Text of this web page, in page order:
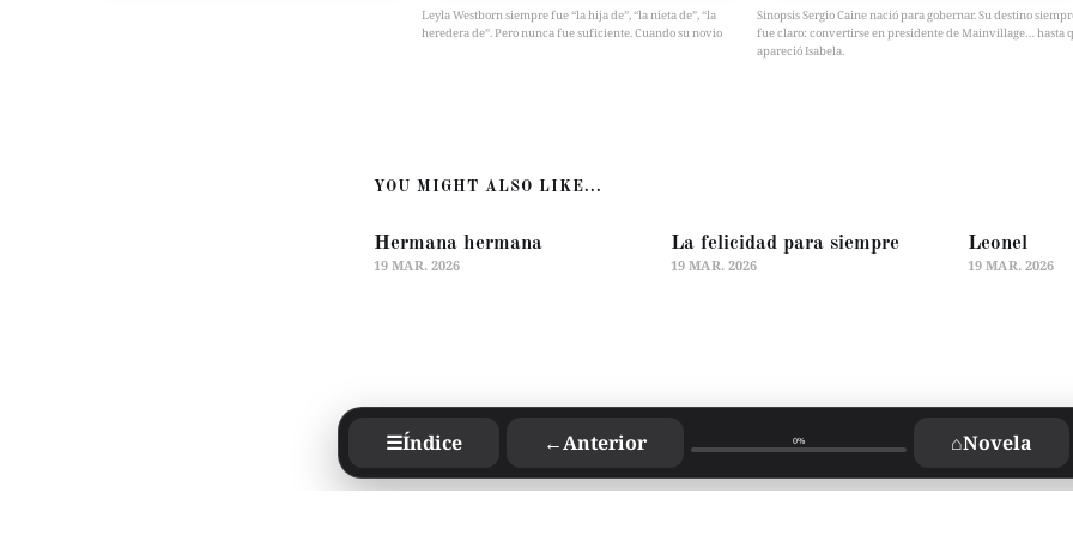
☰Índice ←Anterior 0% ⌂Novela
Leyla Westborn siempre fue “la hija de”, “la nieta de”, “la
heredera de”. Pero nunca fue suficiente. Cuando su novio
Sinopsis Sergio Caine nació para gobernar. Su destino
fue claro: convertirse en presidente de Mainvillage… hasta
apareció Isabela.
YOU MIGHT ALSO LIKE...
Hermana hermana
19 MAR. 2026
La felicidad para siempre
19 MAR. 2026
Leonel
19 MAR. 2026